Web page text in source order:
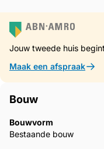
Jouw tweede huis
Maak een afspraak
Bouw
Bouwvorm
Bestaande bouw